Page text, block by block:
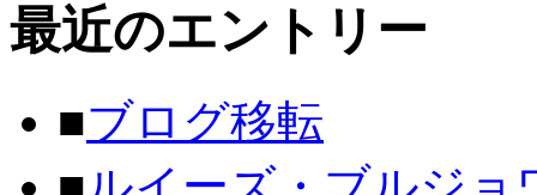
最近のエントリー
■ブログ移転